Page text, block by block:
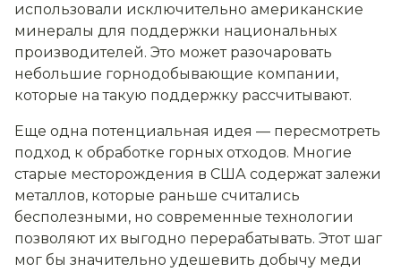
использовали исключительно американские
минералы для поддержки национальных
производителей. Это может разочаровать
небольшие горнодобывающие компании,
которые на такую поддержку рассчитывают.
Еще одна потенциальная идея — пересмотреть
подход к обработке горных отходов. Многие
старые месторождения в США содержат залежи
металлов, которые раньше считались
бесполезными, но современные технологии
позволяют их выгодно перерабатывать. Этот шаг
мог бы значительно удешевить добычу меди